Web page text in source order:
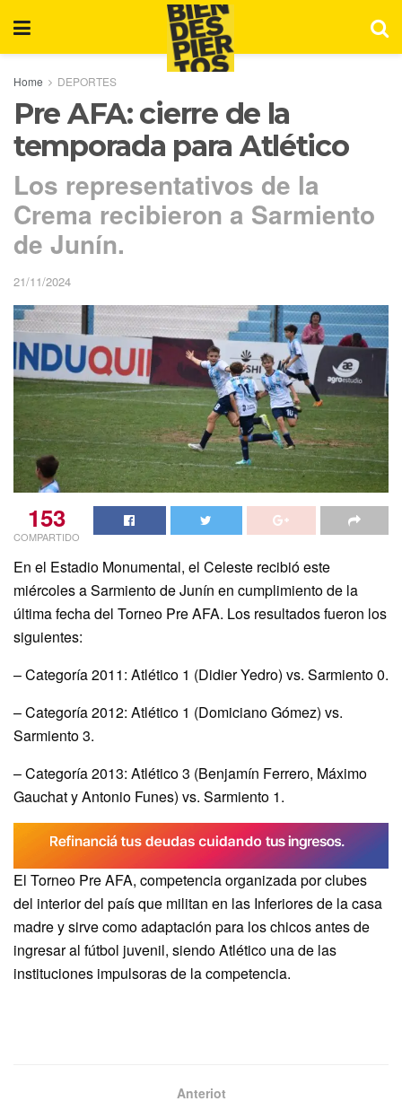
Home DEPORTES
Pre AFA: cierre de la
temporada para Atlético
Los representativos de la
Crema recibieron a Sarmiento
de Junín.
21/11/2024
153
COMPARTIDO
En el Estadio Monumental, el Celeste recibió este
miércoles a Sarmiento de Junín en cumplimiento de la
última fecha del Torneo Pre AFA. Los resultados fueron los
siguientes:
– Categoría 2011: Atlético 1 (Didier Yedro) vs. Sarmiento 0.
– Categoría 2012: Atlético 1 (Domiciano Gómez) vs.
Sarmiento 3.
– Categoría 2013: Atlético 3 (Benjamín Ferrero, Máximo
Gauchat y Antonio Funes) vs. Sarmiento 1.
El Torneo Pre AFA, competencia organizada por clubes
del interior del país que militan en las Inferiores de la casa
madre y sirve como adaptación para los chicos antes de
ingresar al fútbol juvenil, siendo Atlético una de las
instituciones impulsoras de la competencia.
Anteriot